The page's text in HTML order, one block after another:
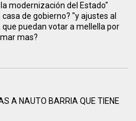
modernización del Estado"
de gobierno? "y ajustes al
puedan votar a mellella por
mas?
A NAUTO BARRIA QUE TIENE